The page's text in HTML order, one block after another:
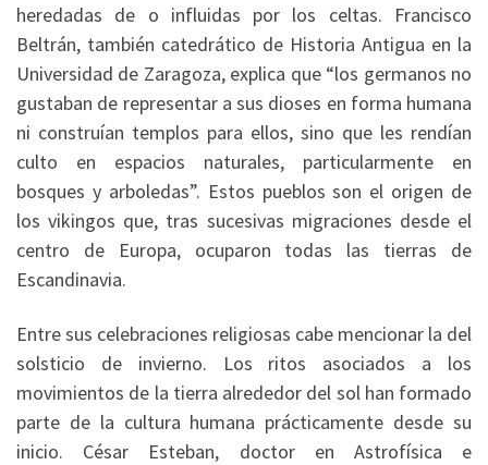
heredadas de o influidas por los celtas. Francisco
Beltrán, también catedrático de Historia Antigua en la
Universidad de Zaragoza, explica que “los germanos no
gustaban de representar a sus dioses en forma humana
ni construían templos para ellos, sino que les rendían
culto en espacios naturales, particularmente en
bosques y arboledas”. Estos pueblos son el origen de
los vikingos que, tras sucesivas migraciones desde el
centro de Europa, ocuparon todas las tierras de
Escandinavia.
Entre sus celebraciones religiosas cabe mencionar la del
solsticio de invierno. Los ritos asociados a los
movimientos de la tierra alrededor del sol han formado
parte de la cultura humana prácticamente desde su
inicio. César Esteban, doctor en Astrofísica e